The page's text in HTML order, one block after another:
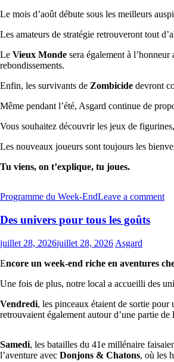
Le mois d’août débute sous les meilleurs
Les amateurs de stratégie retrouveront tout
Le Vieux Monde sera également à l’honneur
rebondissements.
Enfin, les survivants de Zombicide devront
Même pendant l’été, Asgard continue de
Vous souhaitez découvrir les jeux de
Les nouveaux joueurs sont toujours les
Tu viens, on t’explique, tu joues.
Programme du Week-EndLeave a comment
Des univers pour tous les goûts
juillet 28, 2026juillet 28, 2026 Asgard
Encore un week-end riche en aventures
Une fois de plus, notre local a accueilli des
Vendredi, les pinceaux étaient de sortie pour
retrouvaient également autour d’une partie de
Samedi, les batailles du 41e millénaire
l’aventure avec Donjons & Chatons, où les